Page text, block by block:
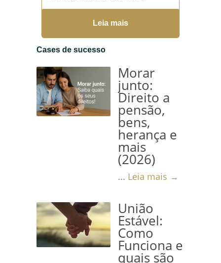
Beneficiar Sua Aposentadoria
A aposentadoria é um
momento importante na vida
Leia mais →
Leia mais
Cases de sucesso
Morar
junto:
Direito a
pensão,
bens,
herança e
mais
(2026)
... Leia mais →
União
Estável:
Como
Funciona e
quais são